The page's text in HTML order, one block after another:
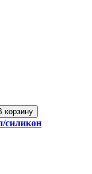
корзину
силикон